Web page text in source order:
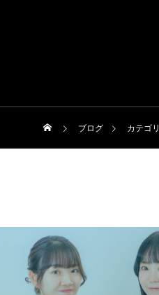
ブログ カテゴ